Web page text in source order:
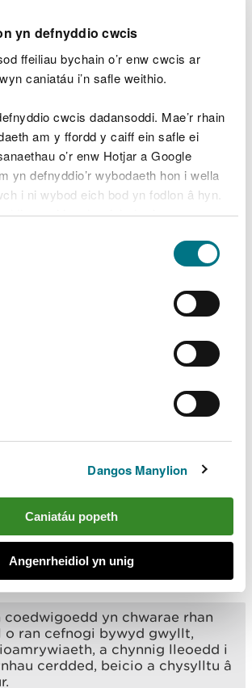
yn defnyddio cwcis
ffeiliau bychain o’r enw cwcis ar
caniatáu i’n safle weithio.
cwcis dadansoddi. Mae’r rhain
am y ffordd y caiff ein safle ei
o’r enw Hotjar a Google
yn defnyddio’r wybodaeth hon i wella
i ni wybod eich bod yn fodlon â hyn.
cwci i gadw eich dewis.
am ein cwcis cyn i chi ddewis.
Dangos Manylion
Caniatáu popeth
Angenrheidiol yn unig
o fewn dalgylch ehangach afon
gan gynnwys:
gwerthfawr, gan gynnwys
yng Nghoedwig Gethin
gan gynnwys adfer
creu cynefinoedd o laswelltir,
i gefnogi poblogaethau’r fadfall
o ran y dirwedd, gwytnwch
dau ddigwyddiad galw heibio ar
gan roi cyfle i bobl gwrdd â staff
McLoughlin, Uwch-swyddog
ar ran Cyfoeth Naturiol
coedwigoedd yn chwarae rhan
o ran cefnogi bywyd gwyllt,
a chynnig lleoedd i
cerdded, beicio a chysylltu â